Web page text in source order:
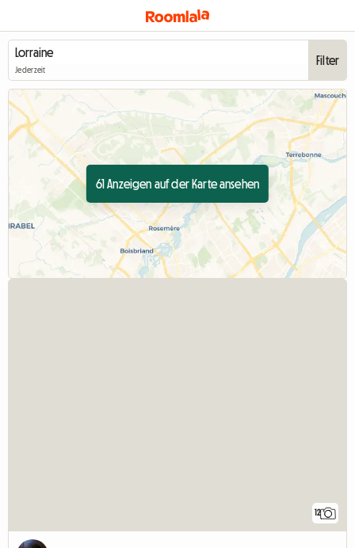
Jederzeit
Filter
61 Anzeigen auf der Karte ansehen
12